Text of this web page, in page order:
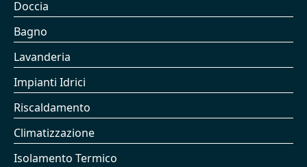
Doccia
Bagno
Lavanderia
Impianti Idrici
Riscaldamento
Climatizzazione
Isolamento Termico